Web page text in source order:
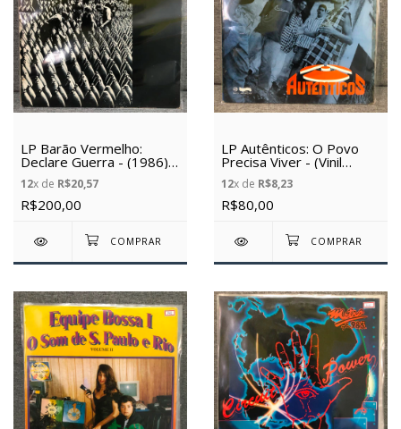
LP Barão Vermelho:
Declare Guerra - (1986) -
(Vinil Usado)
12x de R$20,57
R$200,00
LP Autênticos: O Povo
Precisa Viver - (Vinil
Usado)
12x de R$8,23
R$80,00